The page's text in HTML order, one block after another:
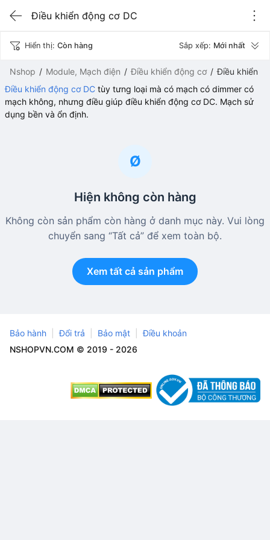
Điều khiển động cơ DC
Nshop Module, Mạch điện Điều khiển động cơ
Điều khiển
Điều khiển động cơ DC tùy tưng loại mà có mạch có dimmer có
mạch không, nhưng điều giúp điều khiển động cơ DC. Mạch sử
dụng bền và ổn định.
Hiển thị: Còn hàng Sắp xếp: Mới nhất
Ø
Hiện không còn hàng
Không còn sản phẩm còn hàng ở danh mục này. Vui lòng
chuyển sang “Tất cả” để xem toàn bộ.
Xem tất cả sản phẩm
Bảo hành Đổi trả Bảo mật
Điều khoản
NSHOPVN.COM © 2019 - 2026